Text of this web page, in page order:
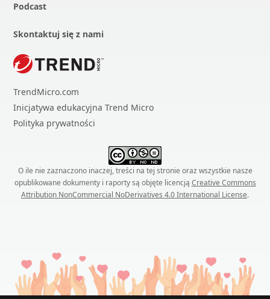
Podcast
Skontaktuj się z nami
TrendMicro.com
Inicjatywa edukacyjna Trend Micro
Polityka prywatności
O ile nie zaznaczono inaczej, treści na tej stronie oraz wszystkie nasze
opublikowane dokumenty i raporty są objęte licencją Creative Commons
Attribution NonCommercial NoDerivatives 4.0 International License.